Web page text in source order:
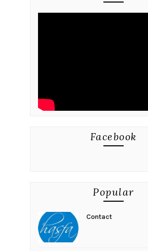
Facebook
Popular
Contact